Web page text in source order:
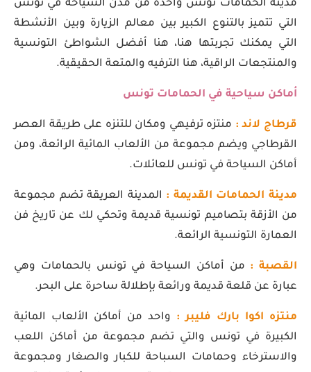
مدينة الحمامات تونس واحدة من مدن السياحة في تونس
التي تتميز بالتنوع الكبير بين معالم الزيارة وبين الأنشطة
التي يمكنك تجربتها هنا، هنا أفضل الشواطئ التونسية
والمنتجعات الراقية، هنا الترفيه والمتعة الحقيقية.
أماكن سياحية في الحمامات تونس
قرطاج لاند : منتزه ترفيهي ومكان للتنزه على طريقة العصر
القرطاجي ويضم مجموعة من الألعاب المائية الرائعة، ومن
أماكن السياحة في تونس للعائلات.
مدينة الحمامات القديمة : المدينة العريقة تضم مجموعة
من الأزقة بتصاميم تونسية قديمة وتحكي لك عن تاريخ فن
العمارة التونسية الرائعة.
القصبة : من أماكن السياحة في تونس بالحمامات وهي
عبارة عن قلعة قديمة ورائعة بإطلالة ساحرة على البحر.
منتزه اكوا بارك فليبر : واحد من أماكن الألعاب المائية
الكبيرة في تونس والتي تضم مجموعة من أماكن اللعب
والاسترخاء وحمامات السباحة للكبار والصغار ومجموعة